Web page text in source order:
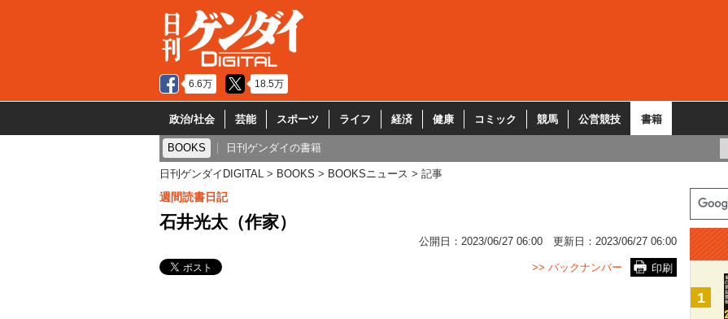
6.6万 18.5万
政治/社会 芸能 スポーツ ライフ 経済 健康 コミック 競馬 公営競技 書籍
BOOKS 日刊ゲンダイの書籍
日刊ゲンダイDIGITAL BOOKS BOOKSニュース 記事
週間読書日記
石井光太（作家）
公開日： 2023/06/27 06:00 更新日： 2023/06/27 06:00
印刷
>> バックナンバー
1